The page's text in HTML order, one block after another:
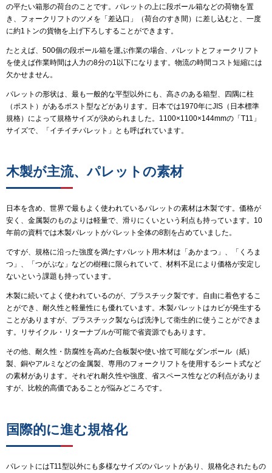
の平たい箱形の荷台のことです。パレットの上に段ボール箱などの荷物を置
き、フォークリフトのツメを「差込口」（荷台のすき間）に差し込むと、一度
に約1トンの貨物を上げ下ろしすることができます。
たとえば、500個の段ボール箱を運ぶ作業の場合、パレットとフォークリフト
を使えば作業時間は人力の8分の1以下になります。物流の時間コスト短縮には
欠かせません。
パレットの形状は、最も一般的な平型以外にも、高さのある箱型、四隅に柱
（ポスト）があるポスト型などがあります。日本では1970年にJIS（日本標準
規格）によって規格サイズが決められました。1100×1100×144mmの「T11」
サイズで、「イチイチパレット」とも呼ばれています。
木製が主流、パレットの素材
日本を含め、世界で最もよく使われているパレットの素材は木製です。価格が
安く、金属製のものよりは軽量で、滑りにくいという利点も持っています。10
年前の資料では木製パレットがパレット全体の8割を占めていました。
ですが、規格に沿った強度を満たすパレット用木材は「あかまつ」、「くろま
つ」、「つがぶな」などの樹種に限られていて、材料不足により価格が安定し
ないという課題も持っています。
木製に続いてよく使われているのが、プラスチック製です。自由に着色するこ
とができ、耐久性と軽量性にも優れています。木製パレットはカビが発生する
ことがありますが、プラスチック製ならば洗浄して衛生的に使うことができま
す。リサイクル・リターナブルが可能で省資源でもあります。
その他、耐久性・防腐性を高めた合板製や使い捨て可能なダンボール（紙）
製、銅やアルミなどの金属製、専用のフォークリフトを使用するシート式など
の素材があります。それぞれ耐久性や強度、省スペース性などの利点がありま
すが、比較的高価であることが悩みどころです。
国際的に進む規格化
パレットにはT11型以外にも多様なサイズのパレットがあり、規格化されたもの